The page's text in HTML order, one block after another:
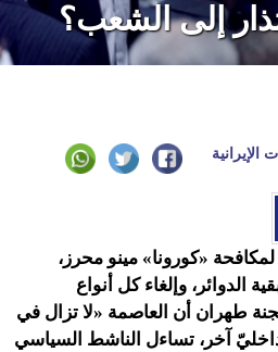
إلى الشعب؟
الإيرانية
«كورونا» مينو محرز،
الدوائر، وإلغاء كل أنواع
طهران أن العاصمة «لا تزال في
آخر، تساءل الناشط السياسي